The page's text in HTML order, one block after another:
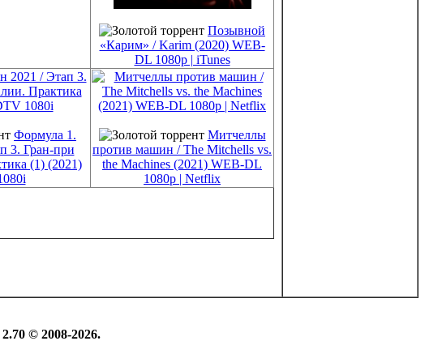
Позывной
«Карим» / Karim (2020) WEB-
DL 1080p | iTunes
Формула 1.
3. Гран-при
(1) (2021)
Митчеллы
против машин / The Mitchells vs.
the Machines (2021) WEB-DL
1080p | Netflix
© 2008-2026.